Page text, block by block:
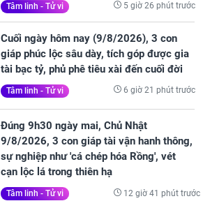
Tâm linh - Tử vi 5 giờ 26 phút trước
Cuối ngày hôm nay (9/8/2026), 3 con
giáp phúc lộc sâu dày, tích góp được gia
tài bạc tỷ, phủ phê tiêu xài đến cuối đời
Tâm linh - Tử vi 6 giờ 21 phút trước
Đúng 9h30 ngày mai, Chủ Nhật
9/8/2026, 3 con giáp tài vận hanh thông,
sự nghiệp như 'cá chép hóa Rồng', vét
cạn lộc lá trong thiên hạ
Tâm linh - Tử vi 12 giờ 41 phút trước